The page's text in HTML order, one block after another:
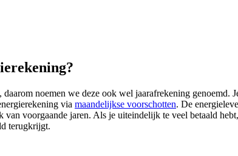
noemen we deze ook wel jaarafrekening genoemd.
via maandelijkse voorschotten. De
van voorgaande jaren. Als je uiteindelijk te veel betaald
terugkrijgt.